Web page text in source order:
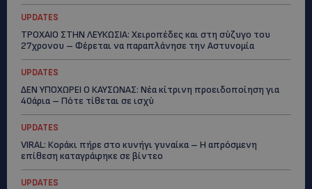
UPDATES
ΤΡΟΧΑΙΟ ΣΤΗΝ ΛΕΥΚΩΣΙΑ: Χειροπέδες και στη σύζυγο του
27χρονου – Φέρεται να παραπλάνησε την Αστυνομία
UPDATES
ΔΕΝ ΥΠΟΧΩΡΕΙ Ο ΚΑΥΣΩΝΑΣ: Νέα κίτρινη προειδοποίηση για
40άρια – Πότε τίθεται σε ισχύ
UPDATES
VIRAL: Κοράκι πήρε στο κυνήγι γυναίκα – Η απρόσμενη
επίθεση καταγράφηκε σε βίντεο
UPDATES